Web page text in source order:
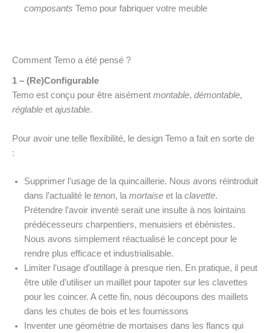
composants Temo pour fabriquer votre meuble
Comment Temo a été pensé ?
1 – (Re)Configurable
Temo est conçu pour être aisément montable, démontable,
réglable et ajustable.
Pour avoir une telle flexibilité, le design Temo a fait en sorte de
:
Supprimer l’usage de la quincaillerie. Nous avons réintroduit
dans l’actualité le tenon, la mortaise et la clavette.
Prétendre l’avoir inventé serait une insulte à nos lointains
prédécesseurs charpentiers, menuisiers et ébénistes.
Nous avons simplement réactualisé le concept pour le
rendre plus efficace et industrialisable.
Limiter l’usage d’outillage à presque rien. En pratique, il peut
être utile d’utiliser un maillet pour tapoter sur les clavettes
pour les coincer. A cette fin, nous découpons des maillets
dans les chutes de bois et les fournissons
Inventer une géométrie de mortaises dans les flancs qui